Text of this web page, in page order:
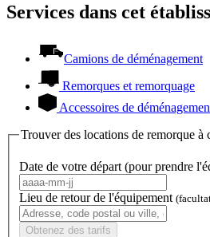
Services dans cet
Camions de déménagement
Remorques et remorquage
Accessoires de
Trouver des locations de remorque à
Date de votre départ (pour prendre
Lieu de retour de l'équipement
Obtenez des tarifs